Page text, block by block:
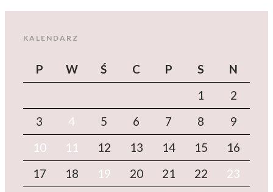
KALENDARZ
P W Ś C P S
N
1
2
3
4 5 6 7 8
9
10
11 12 13 14 15
16
17
18 19 20 21 22
23